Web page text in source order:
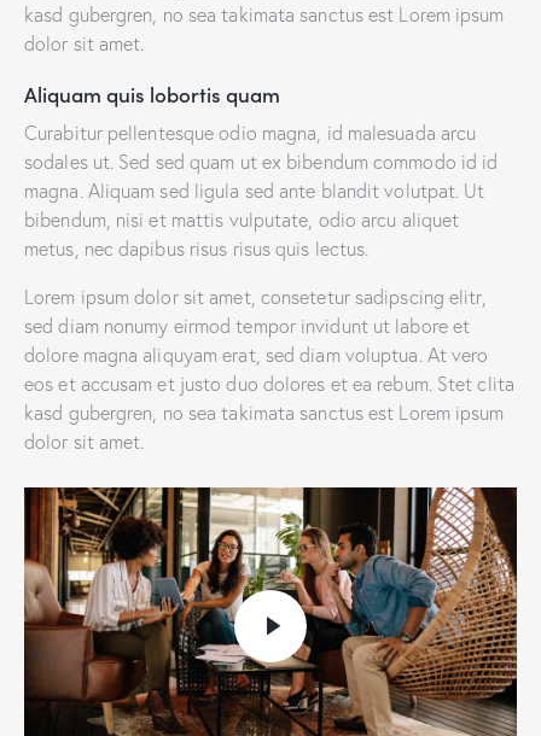
kasd gubergren, no sea takimata sanctus est Lorem ipsum
dolor sit amet.
Aliquam quis lobortis quam
Curabitur pellentesque odio magna, id malesuada arcu
sodales ut. Sed sed quam ut ex bibendum commodo id id
magna. Aliquam sed ligula sed ante blandit volutpat. Ut
bibendum, nisi et mattis vulputate, odio arcu aliquet
metus, nec dapibus risus risus quis lectus.
Lorem ipsum dolor sit amet, consetetur sadipscing elitr,
sed diam nonumy eirmod tempor invidunt ut labore et
dolore magna aliquyam erat, sed diam voluptua. At vero
eos et accusam et justo duo dolores et ea rebum. Stet clita
kasd gubergren, no sea takimata sanctus est Lorem ipsum
dolor sit amet.